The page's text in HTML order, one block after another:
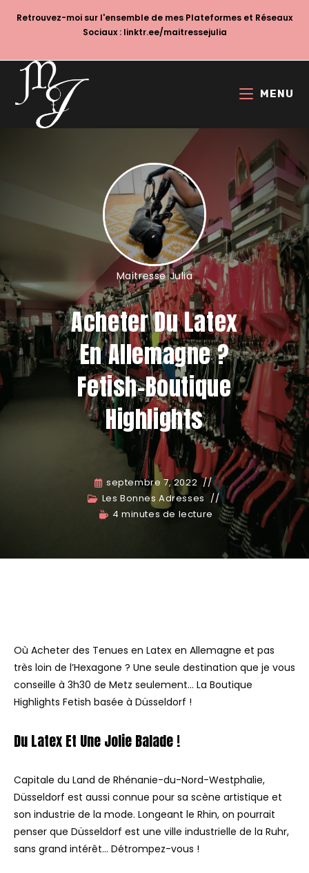
Retrouvez-moi sur l'ensemble de mes Plateformes et Réseaux
Sociaux : linktr.ee/maitressejulia
MENU
Maitresse Julia
Acheter Du Latex
En Allemagne ?
Fetish-Boutique
Highlights
septembre 7, 2022
Les Bonnes Adresses
4 minutes de lecture
Où Acheter des Tenues en Latex en Allemagne et pas
très loin de l’Hexagone ? Une seule destination que je vous
conseille à 3h30 de Metz seulement… La Boutique
Highlights Fetish basée à Düsseldorf !
Du Latex Et Une Jolie Balade !
Capitale du Land de Rhénanie-du-Nord-Westphalie,
Düsseldorf est aussi connue pour sa scène artistique et
son industrie de la mode. Longeant le Rhin, on pourrait
penser que Düsseldorf est une ville industrielle de la Ruhr,
sans grand intérêt… Détrompez-vous !